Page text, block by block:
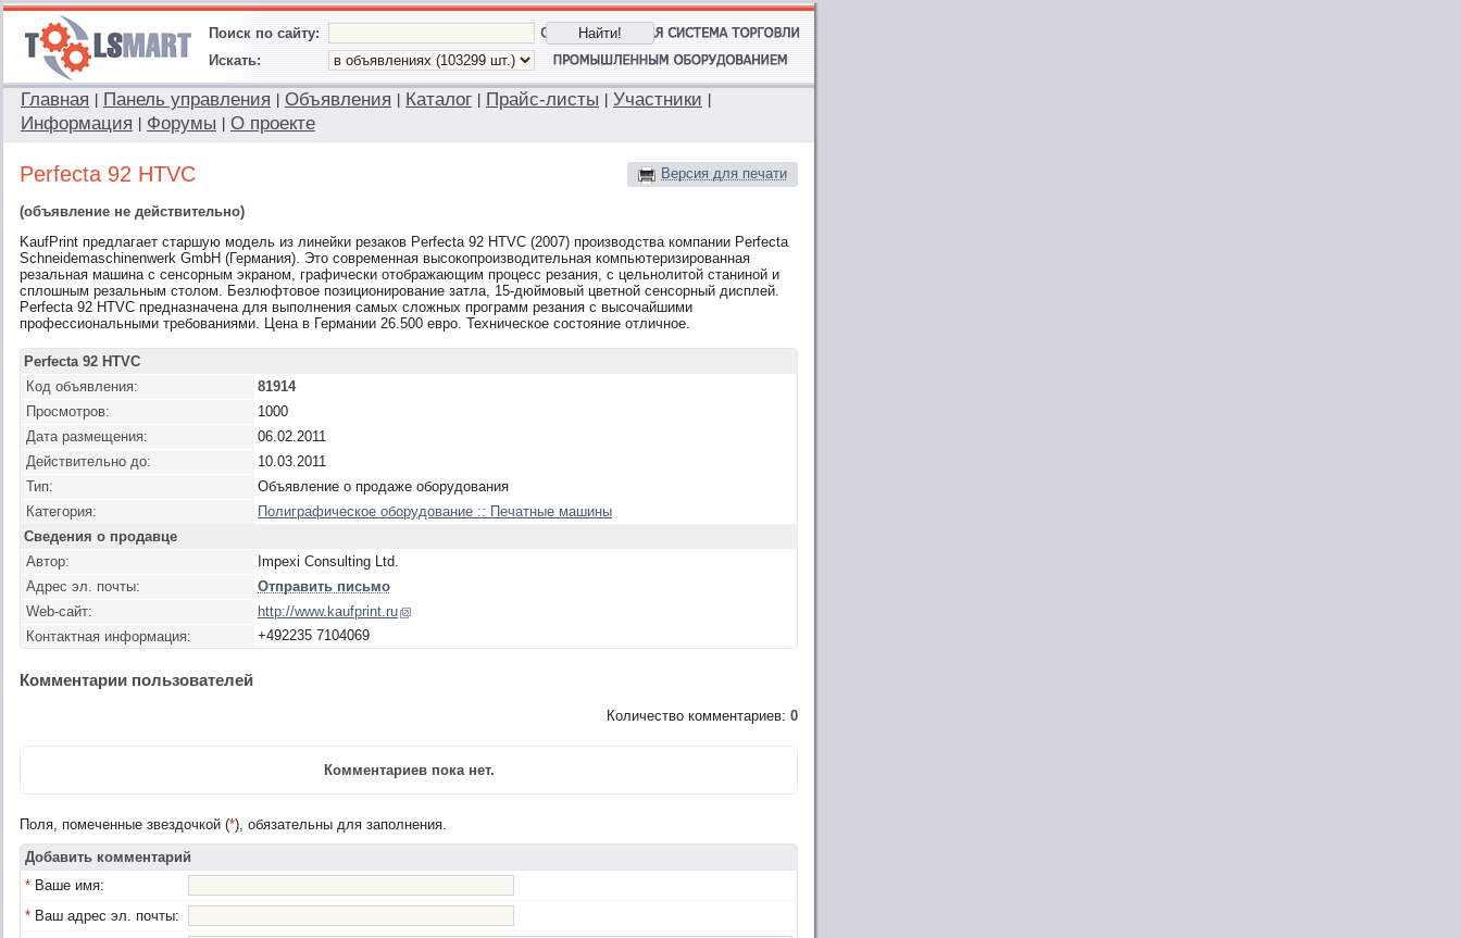
Поиск по сайту:
Искать:
Главная Панель управления Объявления Каталог Прайс-листы Участники
Информация Форумы О проекте
Версия для печати
Perfecta 92 HTVC
(объявление не действительно)
KaufPrint предлагает старшую модель из линейки резаков Perfecta 92 HTVC (2007) производства компании Perfecta
Schneidemaschinenwerk GmbH (Германия). Это современная высокопроизводительная компьютеризированная
резальная машина с сенсорным экраном, графически отображающим процесс резания, с цельнолитой станиной и
сплошным резальным столом. Безлюфтовое позиционирование затла, 15-дюймовый цветной сенсорный дисплей.
Perfecta 92 HTVC предназначена для выполнения самых сложных программ резания с высочайшими
профессиональными требованиями. Цена в Германии 26.500 евро. Техническое состояние отличное.
Perfecta 92 HTVC
Код объявления:
81914
Просмотров:
1000
Дата размещения:
06.02.2011
Действительно до:
10.03.2011
Тип:
Объявление о продаже оборудования
Категория:
Полиграфическое оборудование :: Печатные машины
Сведения о продавце
Автор:
Impexi Consulting Ltd.
Адрес эл. почты:
Отправить письмо
Web-сайт:
http://www.kaufprint.ru
Контактная информация:
+492235 7104069
Комментарии пользователей
Количество комментариев: 0
Комментариев пока нет.
Поля, помеченные звездочкой (*), обязательны для заполнения.
Добавить комментарий
* Ваше имя:
* Ваш адрес эл. почты: